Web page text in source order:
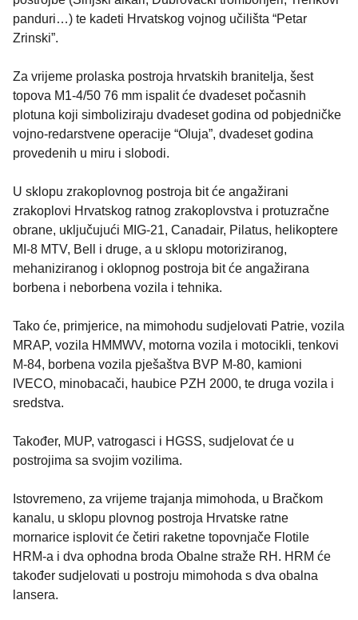
panduri…) te kadeti Hrvatskog vojnog učilišta “Petar
Zrinski”.
Za vrijeme prolaska postroja hrvatskih branitelja, šest
topova M1-4/50 76 mm ispalit će dvadeset počasnih
plotuna koji simboliziraju dvadeset godina od pobjedničke
vojno-redarstvene operacije “Oluja”, dvadeset godina
provedenih u miru i slobodi.
U sklopu zrakoplovnog postroja bit će angažirani
zrakoplovi Hrvatskog ratnog zrakoplovstva i protuzračne
obrane, uključujući MIG-21, Canadair, Pilatus, helikoptere
MI-8 MTV, Bell i druge, a u sklopu motoriziranog,
mehaniziranog i oklopnog postroja bit će angažirana
borbena i neborbena vozila i tehnika.
Tako će, primjerice, na mimohodu sudjelovati Patrie, vozila
MRAP, vozila HMMWV, motorna vozila i motocikli, tenkovi
M-84, borbena vozila pješaštva BVP M-80, kamioni
IVECO, minobacači, haubice PZH 2000, te druga vozila i
sredstva.
Također, MUP, vatrogasci i HGSS, sudjelovat će u
postrojima sa svojim vozilima.
Istovremeno, za vrijeme trajanja mimohoda, u Bračkom
kanalu, u sklopu plovnog postroja Hrvatske ratne
mornarice isplovit će četiri raketne topovnjače Flotile
HRM-a i dva ophodna broda Obalne straže RH. HRM će
također sudjelovati u postroju mimohoda s dva obalna
lansera.